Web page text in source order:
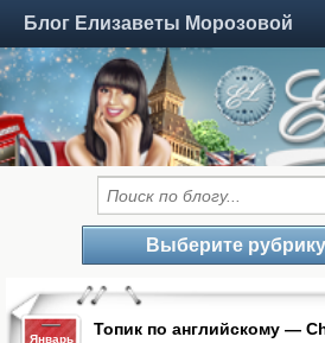
Блог Елизаветы Морозовой
Выберите
Январь
Топик по английскому —